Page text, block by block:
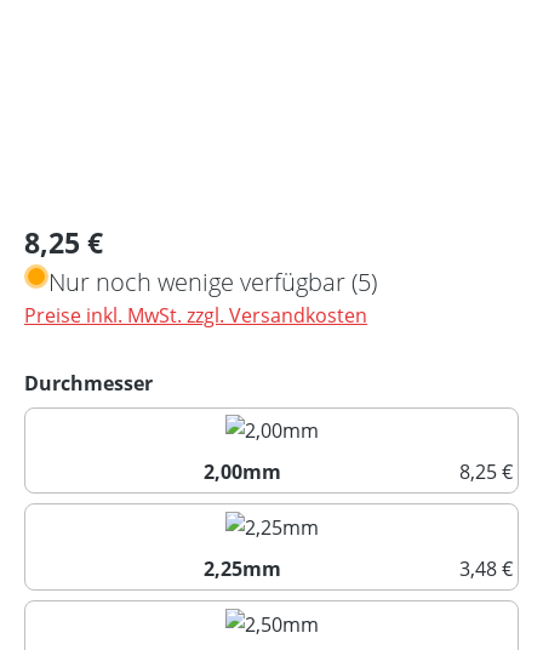
Regulärer Preis:
8,25 €
Nur noch wenige verfügbar (5)
Preise inkl. MwSt. zzgl. Versandkosten
Durchmesserauswählen
2,00mm
8,25 €
2,00mm
2,25mm
3,48 €
2,25mm